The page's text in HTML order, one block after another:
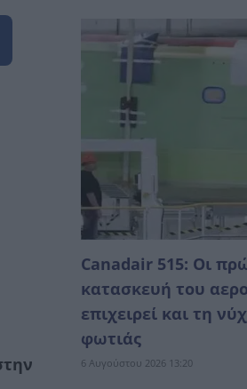
Canadair 515: Οι
κατασκευή του
επιχειρεί και τη
φωτιάς
6 Αυγούστου 2026 13:20